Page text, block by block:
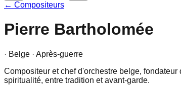
← Compositeurs
Pierre Bartholomée
· Belge · Après-guerre
Compositeur et chef d'orchestre belge,
spiritualité, entre tradition et avant-garde.